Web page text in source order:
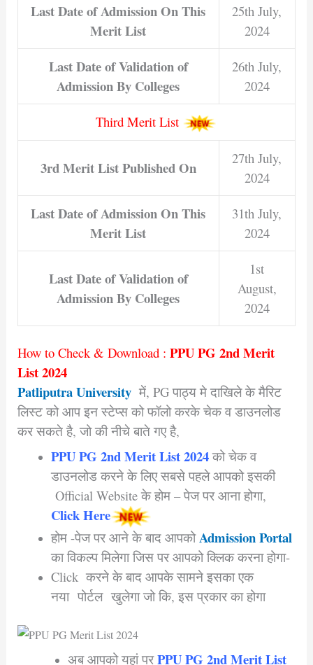
Last Date of Admission On This
Merit List
25th July,
2024
Last Date of Validation of
Admission By Colleges
26th July,
2024
Third Merit List
3rd Merit List Published On
27th July,
2024
Last Date of Admission On This
Merit List
31th July,
2024
Last Date of Validation of
Admission By Colleges
1st
August,
2024
How to Check & Download : PPU PG 2nd Merit
List 2024
Patliputra University में, PG पाठ्य मे दाखिले के मैरिट
लिस्ट को आप इन स्टेप्स को फॉलो करके चेक व डाउनलोड
कर सकते है, जो की नीचे बाते गए है,
PPU PG 2nd Merit List 2024को चेक व
डाउनलोड करने के लिए सबसे पहले आपको इसकी
Official Website के होम – पेज पर आना होगा,
Click Here
होम -पेज पर आने के बाद आपको Admission Portal
का विकल्प मिलेगा जिस पर आपको क्लिक करना होगा-
Click करने के बाद आपके सामने इसका एक
नया पोर्टल खुलेगा जो कि, इस प्रकार का होगा
अब आपको यहां परPPU PG 2nd Merit List